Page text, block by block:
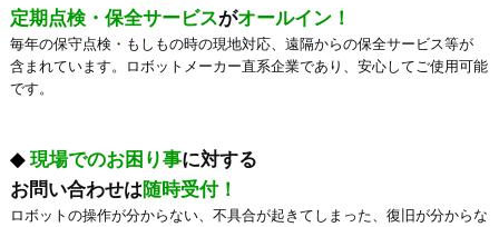
定期点検・保全サービスがオールイン！
毎年の保守点検・もしもの時の現地対応、遠隔からの保全サービス等が
含まれています。ロボットメーカー直系企業であり、安心してご使用可能
です。
◆ 現場でのお困り事に対する
お問い合わせは随時受付！
ロボットの操作が分からない、不具合が起きてしまった、復旧が分からな